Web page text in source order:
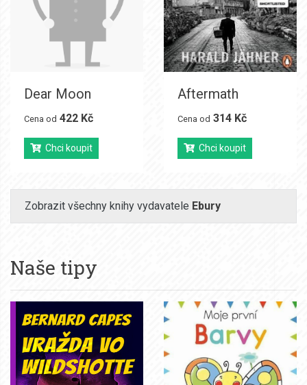
Dear Moon
Cena od 422 Kč
Chci koupit
Aftermath
Cena od 314 Kč
Chci koupit
Zobrazit všechny knihy vydavatele Ebury
Naše tipy